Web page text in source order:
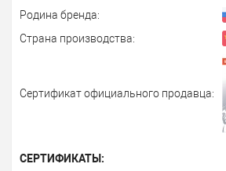
Родина бренда:
Страна производства:
Сертификат официального продавца:
СЕРТИФИКАТЫ: